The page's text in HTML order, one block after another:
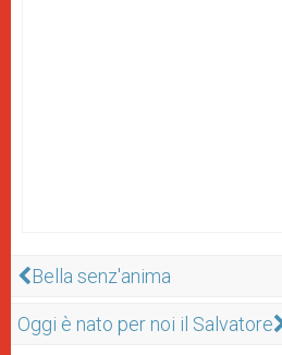
Bella senz'anima
Oggi è nato per noi il Salvatore